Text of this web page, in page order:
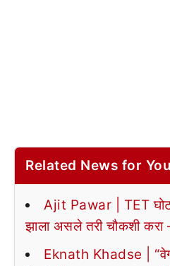
Related News for You
Ajit Pawar | TET
झाला असले तरी चौकशी करा
Eknath Khadse |